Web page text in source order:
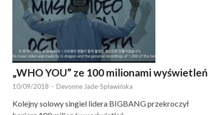
„WHO YOU” ze 100 milionami wyświetleń
10/09/2018 - Devonne Jade-Spławińska
Kolejny solowy singiel lidera BIGBANG przekroczył